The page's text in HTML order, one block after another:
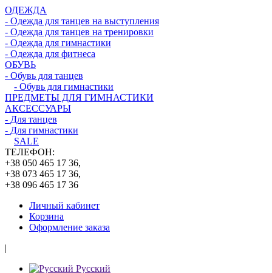
ОДЕЖДА
- Одежда для танцев на выступления
- Одежда для танцев на тренировки
- Одежда для гимнастики
- Одежда для фитнеса
ОБУВЬ
- Обувь для танцев
- Обувь для гимнастики
ПРЕДМЕТЫ ДЛЯ ГИМНАСТИКИ
АКСЕССУАРЫ
- Для танцев
- Для гимнастики
SALE
ТЕЛЕФОН:
+38 050 465 17 36,
+38 073 465 17 36,
+38 096 465 17 36
Личный кабинет
Корзина
Оформление заказа
|
Русский